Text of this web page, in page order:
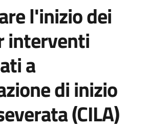
l'inizio dei
interventi
a
di inizio
(CILA)